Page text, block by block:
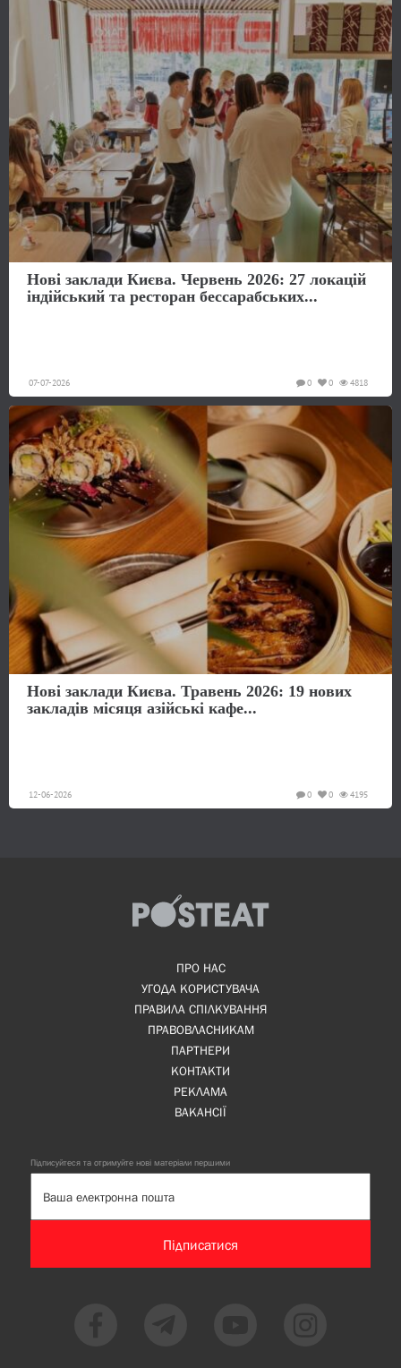
Нові заклади Києва. Червень 2026: 27 локацій
індійський та ресторан бессарабських...
07-07-2026 4818
0
0
Нові заклади Києва. Травень 2026: 19 нових
закладів місяця азійські кафе...
12-06-2026 4195
0
0
ПРО НАС
УГОДА КОРИСТУВАЧА
ПРАВИЛА СПІЛКУВАННЯ
ПРАВОВЛАСНИКАМ
ПАРТНЕРИ
КОНТАКТИ
РЕКЛАМА
ВАКАНСІЇ
Підписуйтеся та отримуйте нові матеріали першими
Підписатися